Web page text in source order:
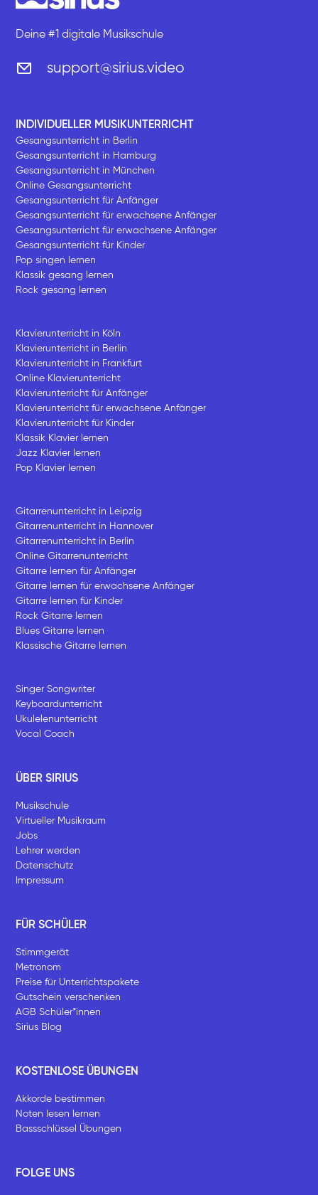
Deine #1 digitale Musikschule
support@sirius.video
INDIVIDUELLER MUSIKUNTERRICHT
Gesangsunterricht in Berlin
Gesangsunterricht in Hamburg
Gesangsunterricht in München
Online Gesangsunterricht
Gesangsunterricht für Anfänger
Gesangsunterricht für erwachsene Anfänger
Gesangsunterricht für erwachsene Anfänger
Gesangsunterricht für Kinder
Pop singen lernen
Klassik gesang lernen
Rock gesang lernen
Klavierunterricht in Köln
Klavierunterricht in Berlin
Klavierunterricht in Frankfurt
Online Klavierunterricht
Klavierunterricht für Anfänger
Klavierunterricht für erwachsene Anfänger
Klavierunterricht für Kinder
Klassik Klavier lernen
Jazz Klavier lernen
Pop Klavier lernen
Gitarrenunterricht in Leipzig
Gitarrenunterricht in Hannover
Gitarrenunterricht in Berlin
Online Gitarrenunterricht
Gitarre lernen für Anfänger
Gitarre lernen für erwachsene Anfänger
Gitarre lernen für Kinder
Rock Gitarre lernen
Blues Gitarre lernen
Klassische Gitarre lernen
Singer Songwriter
Keyboardunterricht
Ukulelenunterricht
Vocal Coach
ÜBER SIRIUS
Musikschule
Virtueller Musikraum
Jobs
Lehrer werden
Datenschutz
Impressum
FÜR SCHÜLER
Stimmgerät
Metronom
Preise für Unterrichtspakete
Gutschein verschenken
AGB Schüler*innen
Sirius Blog
KOSTENLOSE ÜBUNGEN
Akkorde bestimmen
Noten lesen lernen
Bassschlüssel Übungen
FOLGE UNS